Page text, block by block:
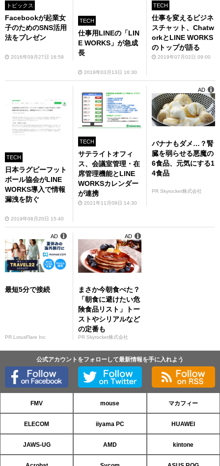
トピックス
Facebookが起業女
子のためのSNS活用
法をプレゼン
2016年09月27日 16:59
TECH
仕事用LINEの「LIN
E WORKS」が急成
長
2019年03月13日 16:30
TECH
仕事を変えるビジネ
スチャット、Chatw
orkとLINE WORKS
のトップが語る
2019年07月02日 09:00
TECH
日本ラグビーフット
ボール協会がLINE
WORKS導入で情報
漏洩を防ぐ
2019年08月20日 15:40
TECH
サテライトオフィ
ス、会議室管理・在
席管理機能とLINE
WORKSカレンダー
が連携
2021年11月09日 14:30
バナナもダメ…？腎
臓を弱らせる悪魔の
6食品、元気にする1
4食品
PR Skyrocket株式会社
AD
最短5分で接続
PR LotusFlare Inc
AD
まさか今朝食べた？
「朝食に避けたい危
険食品リスト」トー
ストやシリアルなど
の定番も
PR Skyrocket株式会社
AD
公式アカウントをフォローして最新情報を手に入れよう
FMV mouse マカフィー
ELECOM iiyama PC HUAWEI
JAWS-UG AMD kintone